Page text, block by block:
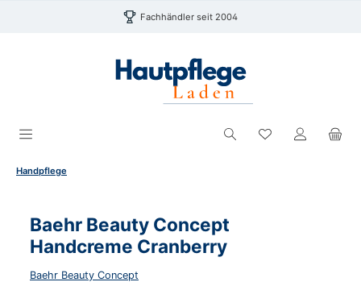
Zum Hauptinhalt springen Fachhändler seit 2004
Du hast 0
Handpflege
Baehr Beauty Concept
Handcreme Cranberry
Baehr Beauty Concept